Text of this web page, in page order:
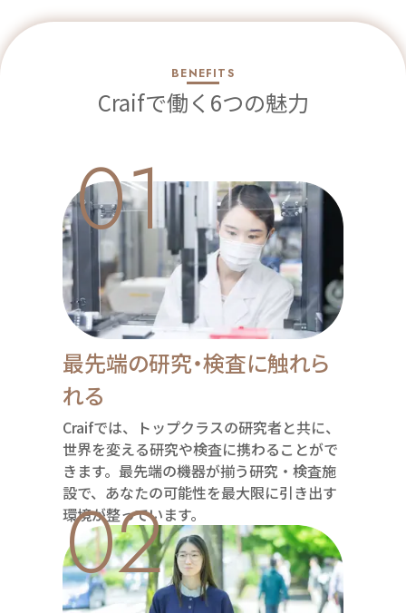
BENEFITS
Craifで働く6つの魅力
01
最先端の研究・検査に触れら
れる
Craifでは、トップクラスの研究者と共に、
世界を変える研究や検査に携わることがで
きます。最先端の機器が揃う研究・検査施
設で、あなたの可能性を最大限に引き出す
環境が整っています。
02